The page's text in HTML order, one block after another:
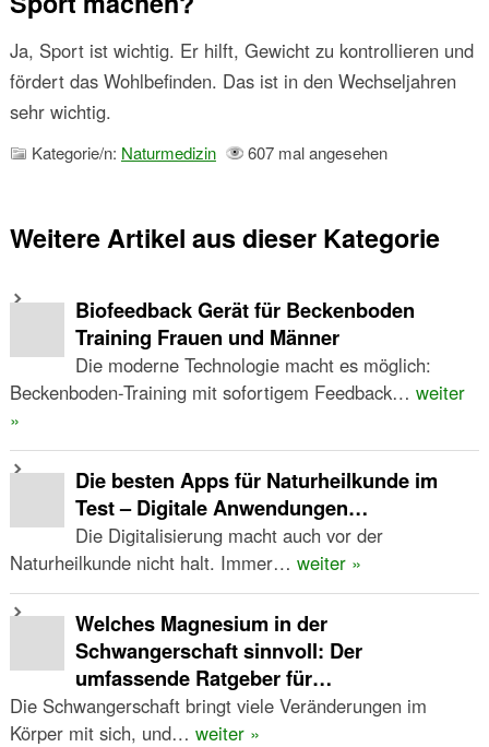
Ja, Sport ist wichtig. Er hilft, Gewicht zu kontrollieren und
fördert das Wohlbefinden. Das ist in den Wechseljahren
sehr wichtig.
Kategorie/n: Naturmedizin 607 mal angesehen
Weitere Artikel aus dieser Kategorie
Biofeedback Gerät für Beckenboden
Training Frauen und Männer
Die moderne Technologie macht es möglich:
Beckenboden-Training mit sofortigem Feedback… weiter
»
Die besten Apps für Naturheilkunde im
Test – Digitale Anwendungen…
Die Digitalisierung macht auch vor der
Naturheilkunde nicht halt. Immer… weiter »
Welches Magnesium in der
Schwangerschaft sinnvoll: Der
umfassende Ratgeber für…
Die Schwangerschaft bringt viele Veränderungen im
Körper mit sich, und… weiter »